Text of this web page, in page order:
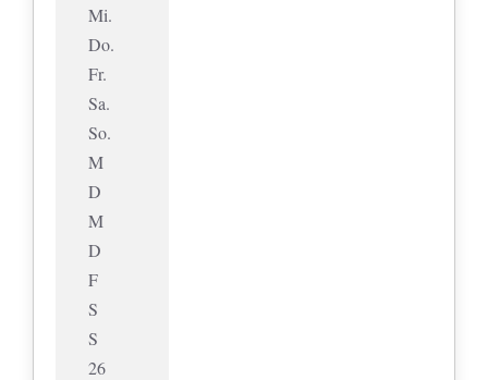
Mi.
Do.
Fr.
Sa.
So.
M
D
M
D
F
S
S
26